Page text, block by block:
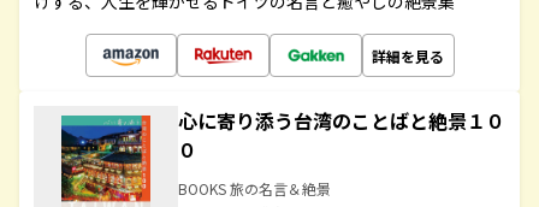
詳細を見る
心に寄り添う台湾のことばと絶景１０
０
BOOKS 旅の名言＆絶景